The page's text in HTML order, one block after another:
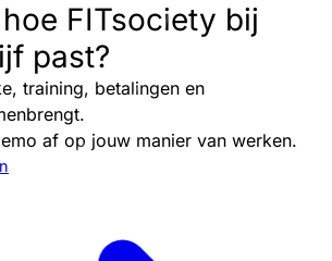
FITsociety bij
past?
training, betalingen en
af op jouw manier van werken.